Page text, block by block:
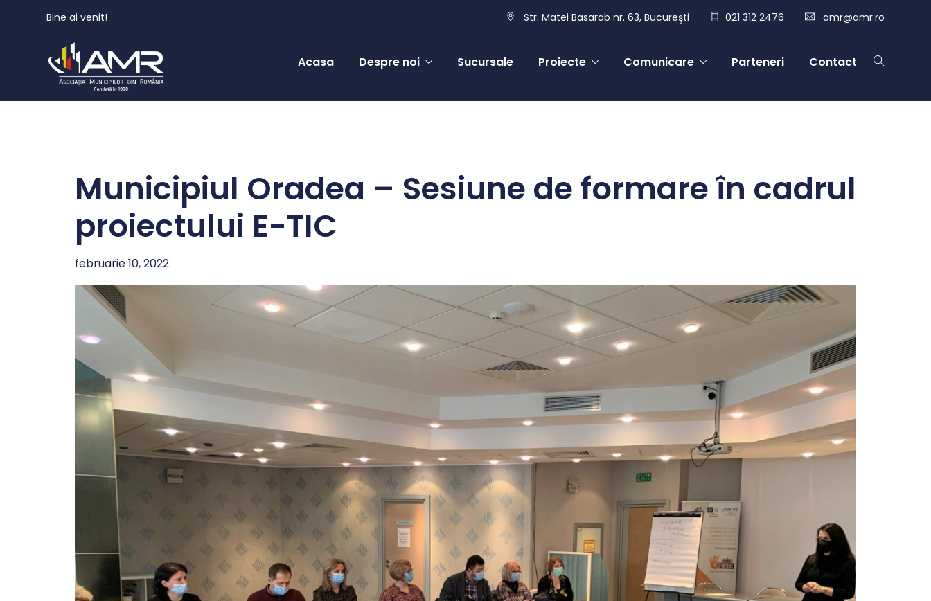
Bine ai venit! Str. Matei Basarab nr. 63, Bucureşti 021 312 2476 amr@amr.ro
Acasa Despre noi Sucursale Proiecte Comunicare Parteneri Contact
Municipiul Oradea – Sesiune de formare în cadrul
proiectului E-TIC
februarie 10, 2022